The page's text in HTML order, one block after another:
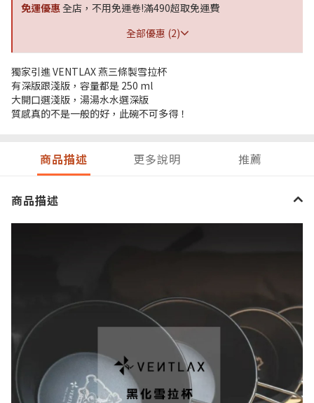
免運優惠全店，不用免運卷!滿490超取免運費
全部優惠 (2)
獨家引進 VENTLAX 燕三條製雪拉杯
有深版跟淺版，容量都是 250 ml
大開口選淺版，湯湯水水選深版
質感真的不是一般的好，此碗不可多得！
商品描述 更多說明 推薦
商品描述